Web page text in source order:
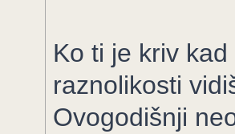
Ko ti je kriv
raznolikosti
Ovogodišnji